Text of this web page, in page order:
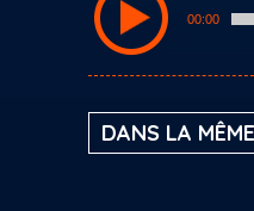
00:00
DANS LA